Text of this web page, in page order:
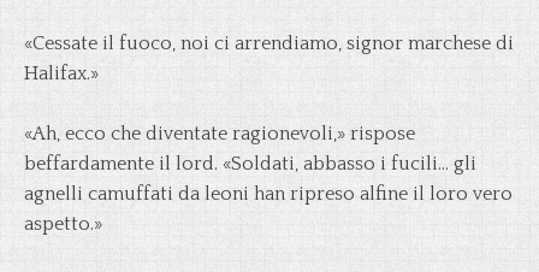
«Cessate il fuoco, noi ci arrendiamo, signor marchese di
Halifax.»
«Ah, ecco che diventate ragionevoli,» rispose
beffardamente il lord. «Soldati, abbasso i fucili… gli
agnelli camuffati da leoni han ripreso alfine il loro vero
aspetto.»